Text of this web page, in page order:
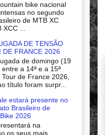
bike nacional
no segundo
de MTB XC
...
DE TENSÃO
DE FRANCE 2026
de domingo (19
a 14ª e a 15ª
de France 2026,
título foram surpr...
estará presente no
Brasileiro de
2026
na
os seus mais